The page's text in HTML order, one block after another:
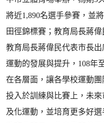
將近1,890名選手參賽，並
田徑錦標賽；教育局長蔣偉
教育局長蔣偉民代表市長
運動的發展與提升，108年
在各層面，讓各學校運動
投入於訓練與比賽上，未
及化運動，並培育更多好選